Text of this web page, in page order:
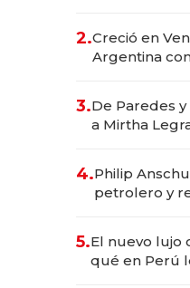
2.Creció en
Argentina
las marcas
3.De Paredes
a Mirtha
4.Philip
petrolero y
Fénix
5.El nuevo lujo
qué en Perú